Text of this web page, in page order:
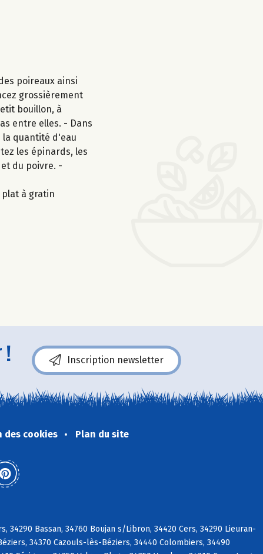
poireaux ainsi
grossièrement
bouillon, à
entre elles. - Dans
la quantité d'eau
les épinards, les
du poivre. -
plat à gratin
! Inscription newsletter
des cookies Plan du site
34290 Bassan, 34760 Boujan s/Libron, 34420 Cers, 34290 Lieuran-
34370 Cazouls-lès-Béziers, 34440 Colombiers, 34490